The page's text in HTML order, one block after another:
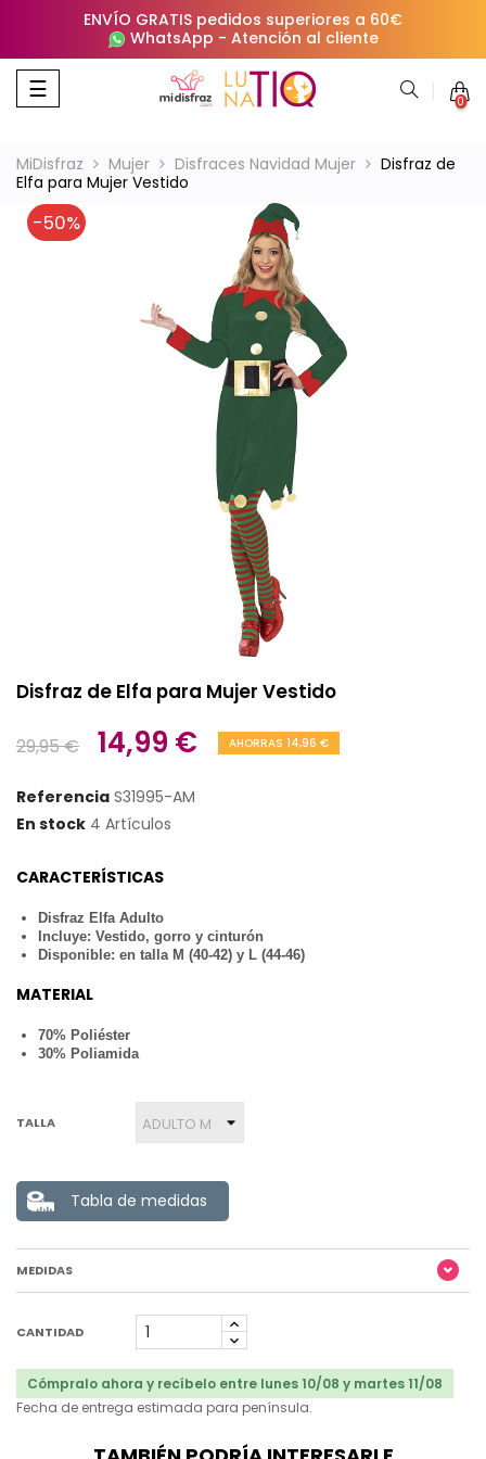
ENVÍO GRATIS pedidos superiores a 60€
WhatsApp - Atención al cliente
Navegación
de
☰ 0
MiDisfraz Mujer Disfraces Navidad Mujer
Disfraz de
Elfa para Mujer Vestido
-50%
Disfraz de Elfa para Mujer Vestido
29,95 € 14,99 € AHORRAS 14,96 €
Referencia S31995-AM
En stock 4 Artículos
CARACTERÍSTICAS
Disfraz Elfa Adulto
Incluye: Vestido, gorro y cinturón
Disponible: en talla M (40-42) y L (44-46)
MATERIAL
70% Poliéster
30% Poliamida
TALLA
Tabla de medidas
MEDIDAS
CANTIDAD
Cómpralo ahora y recíbelo entre lunes 10/08 y martes 11/08
Fecha de entrega estimada para península.